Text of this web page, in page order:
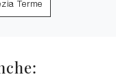
Terme